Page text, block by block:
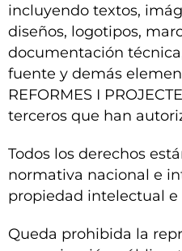
incluyendo textos,
diseños, logotipos,
documentación
fuente y demás
REFORMES I
terceros que han
Todos los derechos
normativa nacional e
propiedad intelectual e
Queda prohibida la